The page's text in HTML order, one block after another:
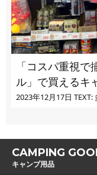
「コスパ重視で揃え
ル」で買えるキ
2023年12月17日 TEXT:
CAMPING
キャンプ用品